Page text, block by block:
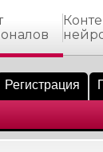
Регистрация